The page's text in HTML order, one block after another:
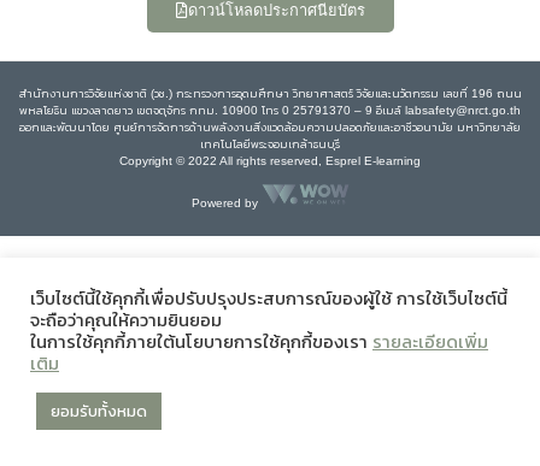
ดาวน์โหลดประกาศนียบัตร
สำนักงานการวิจัยแห่งชาติ (วช.) กระทรวงการอุดมศึกษา วิทยาศาสตร์ วิจัยและนวัตกรรม เลขที่ 196 ถนน
พหลโยธิน แขวงลาดยาว เขตจตุจักร กทม. 10900 โทร 0 25791370 – 9 อีเมล์ labsafety@nrct.go.th
ออกและพัฒนาโดย ศูนย์การจัดการด้านพลังงานสิ่งแวดล้อมความปลอดภัยและอาชีวอนามัย มหาวิทยาลัย
เทคโนโลยีพระจอมเกล้าธนบุรี
Copyright © 2022 All rights reserved, Esprel E-learning
Powered by
เว็บไซต์นี้ใช้คุกกี้เพื่อปรับปรุงประสบการณ์ของผู้ใช้ การใช้เว็บไซต์นี้
จะถือว่าคุณให้ความยินยอม
ในการใช้คุกกี้ภายใต้นโยบายการใช้คุกกี้ของเรา รายละเอียดเพิ่ม
เติม
ยอมรับทั้งหมด